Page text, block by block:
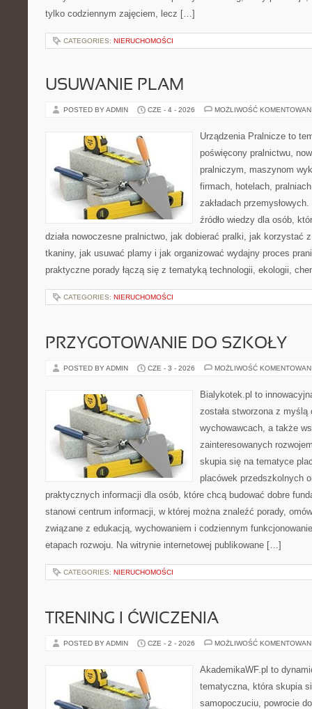
tylko codziennym zajęciem, lecz […]
CATEGORIES: NIERUCHOMOŚCI
USUWANIE PLAM
POSTED BY ADMIN CZE - 4 - 2026 MOŻLIWOŚĆ
Urządzenia Pralnicze to
poświęcony pralnictwu,
pralniczym, maszynom
firmach, hotelach,
zakładach
źródło wiedzy dla osób,
działa nowoczesne pralnictwo, jak dobierać pralki, jak korzystać
tkaniny, jak usuwać plamy i jak organizować wydajny proces
praktyczne porady łączą się z tematyką technologii, ekologii,
CATEGORIES: NIERUCHOMOŚCI
PRZYGOTOWANIE DO SZKOŁY
POSTED BY ADMIN CZE - 3 - 2026 MOŻLIWOŚĆ
Bialykotek.pl to
została stworzona z myślą
wychowawcach, a także
zainteresowanych
skupia się na tematyce
placówek przedszkolnych
praktycznych informacji dla osób, które chcą budować dobre
stanowi centrum informacji, w której można znaleźć porady,
związane z edukacją, wychowaniem i codziennym
etapach rozwoju. Na witrynie internetowej publikowane […]
CATEGORIES: NIERUCHOMOŚCI
TRENING I ĆWICZENIA
POSTED BY ADMIN CZE - 2 - 2026 MOŻLIWOŚĆ
AkademikaWF.pl to
tematyczna, która skupia
samopoczuciu, powrocie